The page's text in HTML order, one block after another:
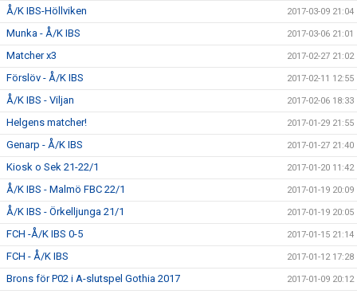
Å/K IBS-Höllviken 2017-03-09 21:04
Munka - Å/K IBS 2017-03-06 21:01
Matcher x3 2017-02-27 21:02
Förslöv - Å/K IBS 2017-02-11 12:55
Å/K IBS - Viljan 2017-02-06 18:33
Helgens matcher! 2017-01-29 21:55
Genarp - Å/K IBS 2017-01-27 21:40
Kiosk o Sek 21-22/1 2017-01-20 11:42
Å/K IBS - Malmö FBC 22/1 2017-01-19 20:09
Å/K IBS - Örkelljunga 21/1 2017-01-19 20:05
FCH -Å/K IBS 0-5 2017-01-15 21:14
FCH - Å/K IBS 2017-01-12 17:28
Brons för P02 i A-slutspel Gothia 2017 2017-01-09 20:12